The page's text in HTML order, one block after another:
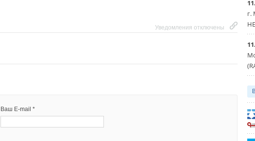
Уведомления отключены
Ваш E-mail *
г.
Ваш E-mail *